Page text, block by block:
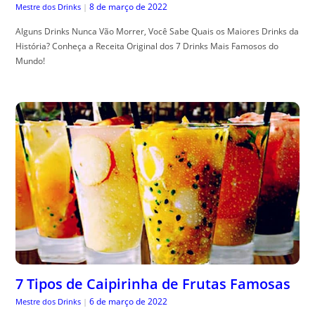
Mestre dos Drinks | 8 de março de 2022
Alguns Drinks Nunca Vão Morrer, Você Sabe Quais os Maiores Drinks da
História? Conheça a Receita Original dos 7 Drinks Mais Famosos do
Mundo!
7 Tipos de Caipirinha de Frutas Famosas
Mestre dos Drinks | 6 de março de 2022